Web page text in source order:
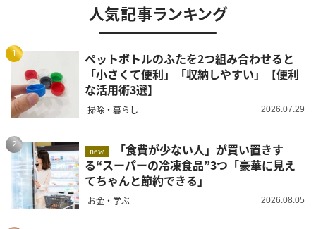
人気記事ランキング
1
ペットボトルのふたを2つ組み合わせると
「小さくて便利」「収納しやすい」【便利
な活用術3選】
掃除・暮らし 2026.07.29
2
new
る“スーパーの冷凍食品”3つ「豪華に見え
てちゃんと節約できる」
お金・学ぶ 2026.08.05